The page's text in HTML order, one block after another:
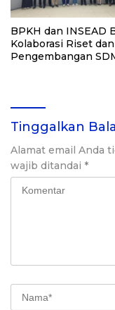
BPKH dan INSEAD
Kolaborasi Riset dan
Pengembangan
Tinggalkan
Alamat email Anda
wajib ditandai *